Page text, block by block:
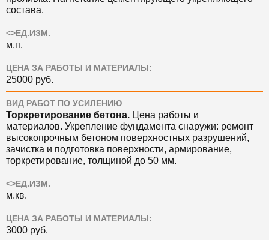
состава.
<>ЕД.ИЗМ.
м.п.
ЦЕНА ЗА РАБОТЫ И МАТЕРИАЛЫ:
25000 руб.
ВИД РАБОТ ПО УСИЛЕНИЮ
Торкретирование бетона. Цена работы и
материалов. Укрепление фундамента снаружи: ремонт
высокопрочным бетоном поверхностных разрушений,
зачистка и подготовка поверхности, армирование,
торкретирование, толщиной до 50 мм.
<>ЕД.ИЗМ.
м.кв.
ЦЕНА ЗА РАБОТЫ И МАТЕРИАЛЫ:
3000 руб.